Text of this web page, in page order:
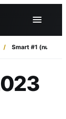
Smart #1 (nuo